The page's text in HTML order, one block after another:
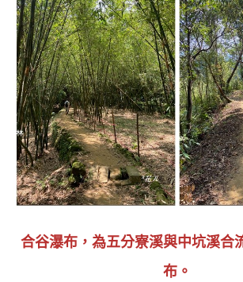
合谷瀑布 ，為五分寮溪與中坑溪合
布 。